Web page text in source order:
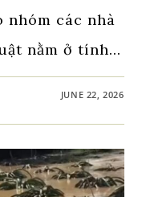
nhóm các nhà
nằm ở tính…
JUNE 22, 2026